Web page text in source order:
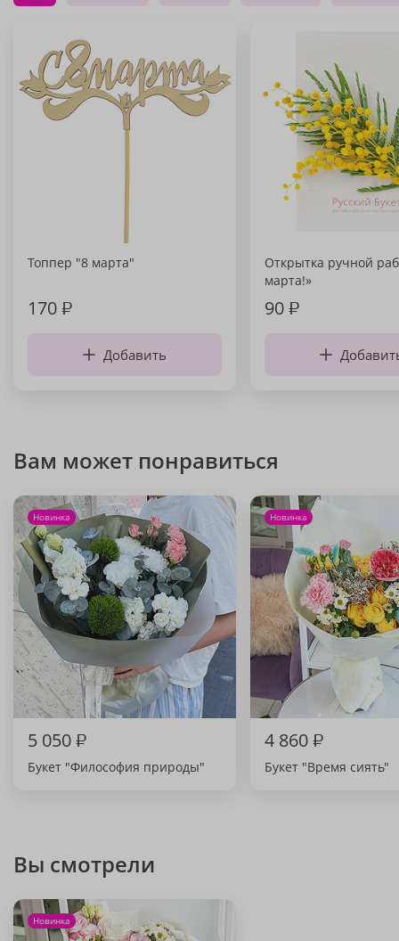
Топпер "8 марта"
170₽
Добавить
Открытка ручной
марта!»
90₽
Вам может понравиться
Новинка
5 050₽
Букет "Философия природы"
Новинка
4 860₽
Букет "Время сиять"
Вы смотрели
Новинка